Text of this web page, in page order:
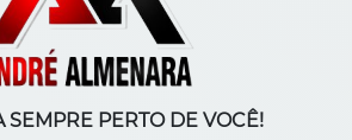
SEMPRE PERTO DE VOCÊ!